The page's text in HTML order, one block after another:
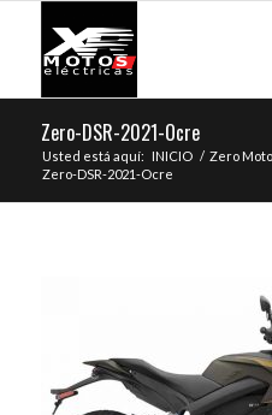
Zero-DSR-2021-Ocre
Usted está aquí: INICIO / Zero
Zero-DSR-2021-Ocre